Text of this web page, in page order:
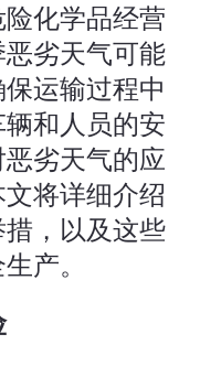
化学品经营
劣天气可能
运输过程中
和人员的安
劣天气的应
将详细介绍
，以及这些
产。